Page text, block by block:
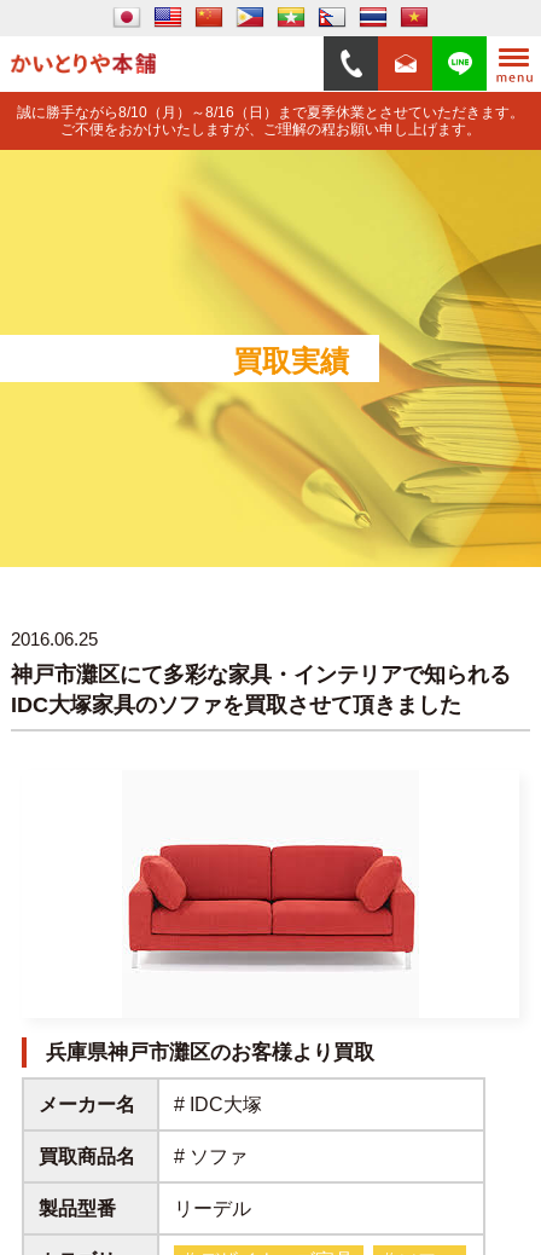
誠に勝手ながら8/10（月）～8/16（日）まで夏季休業とさせていただきます。
ご不便をおかけいたしますが、ご理解の程お願い申し上げます。
買取実績
2016.06.25
神戸市灘区にて多彩な家具・インテリアで知られる
IDC大塚家具のソファを買取させて頂きました
兵庫県神戸市灘区のお客様より買取
メーカー名 # IDC大塚
買取商品名 # ソファ
製品型番 リーデル